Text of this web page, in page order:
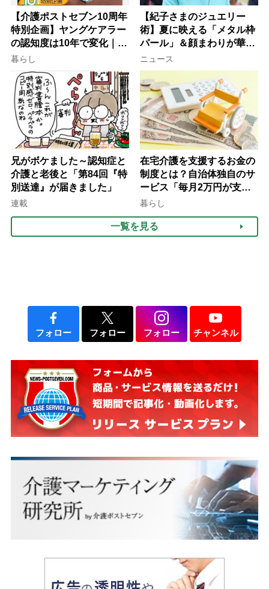
【介護ポストセブン10周年
特別企画】ヤングケアラー
の認知度は10年で変化｜流
行語大賞にノミネート、法
律にも明記されたが果たし
て現在は？
暮らし
【紀子さまのジュエリー
術】夏に映える「メタル枠
パール」＆顔まわりが華や
ぐ「揺れる一粒」の使い分
け方
ニュース
兄がボケました～認知症と
介護と老後と「第84回『特
別送達』が届きました」
連載
在宅介護を支援するお金の
制度とは？自治体独自のサ
ービス「毎月2万円が支給
される」ケースも【FP解
暮らし
一覧を見る
フォロー フォロー フォロー チャンネル